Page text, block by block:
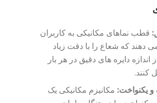
قطب نماهای مکانیکی به کاربران
دهند که شعاع را با دقت زیاد
اندازه دایره های دقیق در هر بار
کنند.
یکنواخت: مکانیزم مکانیکی یک